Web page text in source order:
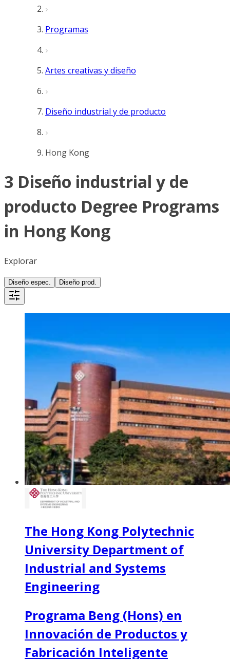
Programas
Artes creativas y diseño
Diseño industrial y de producto
Hong Kong
3 Diseño industrial y de
producto Degree Programs
in Hong Kong
Explorar
Diseño espec. Diseño prod.
The Hong Kong Polytechnic
University Department of
Industrial and Systems
Engineering
Programa Beng (Hons) en
Innovación de Productos y
Fabricación Inteligente